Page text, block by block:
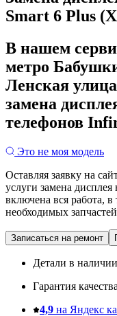
Smart 6 Plus
В нашем
метро
Ленская
замена
телефонов
Это не моя модель
Оставляя заявку на
услуги замена дисплея
включена вся работа, в
необходимых
Записаться на ремонт
Детали в наличии
Гарантия качества
4,9 на Яндекс